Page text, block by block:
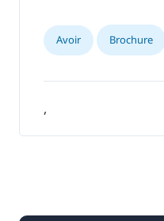
Avoir Brochure
,